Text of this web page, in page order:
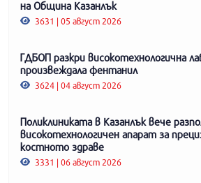
на Община Казанлък
3631 | 05 август 2026
ГДБОП разкри високотехнологична
произвеждала фентанил
3624 | 04 август 2026
Поликлиниката в Казанлък вече
високотехнологичен апарат за
костното здраве
3331 | 06 август 2026